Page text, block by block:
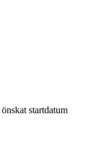
startdatum